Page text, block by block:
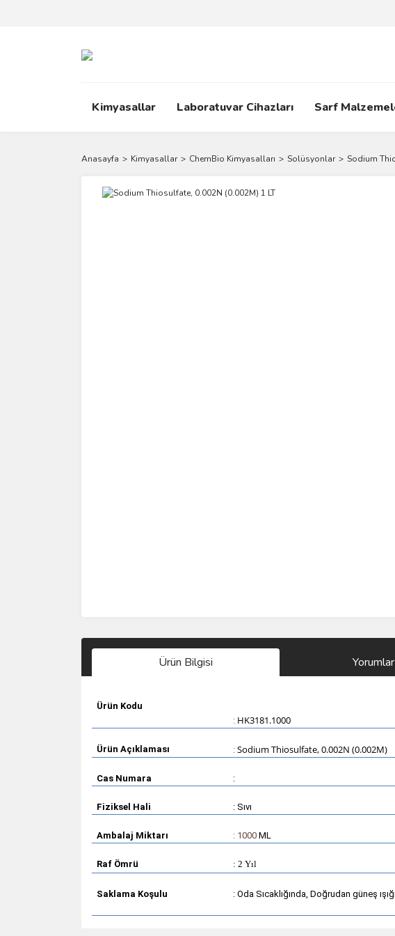
Kimyasallar Laboratuvar Cihazları Sarf
Anasayfa Kimyasallar ChemBio Kimyasalları Solüsyonlar Sodium
Ürün Bilgisi Yorumlar
Ürün Kodu
: HK3181.1000
Ürün Açıklaması :Sodium Thiosulfate, 0.002N (0.002M)
Cas Numara :
Fiziksel Hali : Sıvı
Ambalaj Miktarı : 1000ML
Raf Ömrü : 2 Yıl
Saklama Koşulu : Oda Sıcaklığında, Doğrudan güneş